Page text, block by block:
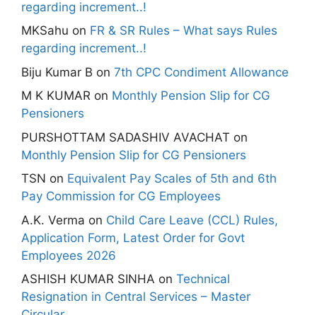
regarding increment..!
MKSahu on FR & SR Rules – What says Rules
regarding increment..!
Biju Kumar B on 7th CPC Condiment Allowance
M K KUMAR on Monthly Pension Slip for CG
Pensioners
PURSHOTTAM SADASHIV AVACHAT on
Monthly Pension Slip for CG Pensioners
TSN on Equivalent Pay Scales of 5th and 6th
Pay Commission for CG Employees
A.K. Verma on Child Care Leave (CCL) Rules,
Application Form, Latest Order for Govt
Employees 2026
ASHISH KUMAR SINHA on Technical
Resignation in Central Services – Master